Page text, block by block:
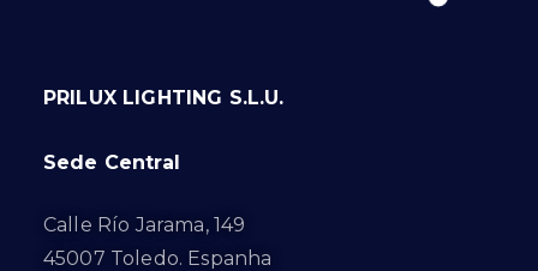
PRILUX LIGHTING S.L.U.
Sede Central
Calle Río Jarama, 149
45007 Toledo. Espanha